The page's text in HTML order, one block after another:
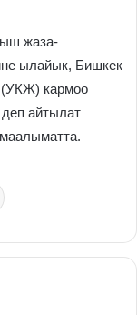
жаза-
ылайык, Бишкек
кармоо
айтылат